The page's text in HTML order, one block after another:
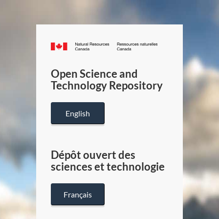
Canada.ca
/
Canada
Open Science and
Technology Repository
English
Dépôt ouvert des
sciences et technologie
Français